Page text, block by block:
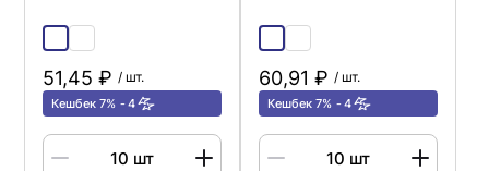
51,45 ₽ / шт.
Кешбек 7% 4
60,91 ₽ / шт.
Кешбек 7% 4